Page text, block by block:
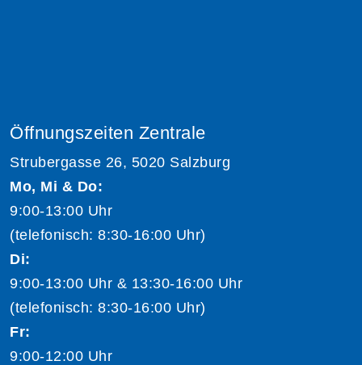
Öffnungszeiten Zentrale
Strubergasse 26, 5020 Salzburg
Mo, Mi & Do:
9:00-13:00 Uhr
(telefonisch: 8:30-16:00 Uhr)
Di:
9:00-13:00 Uhr & 13:30-16:00 Uhr
(telefonisch: 8:30-16:00 Uhr)
Fr:
9:00-12:00 Uhr